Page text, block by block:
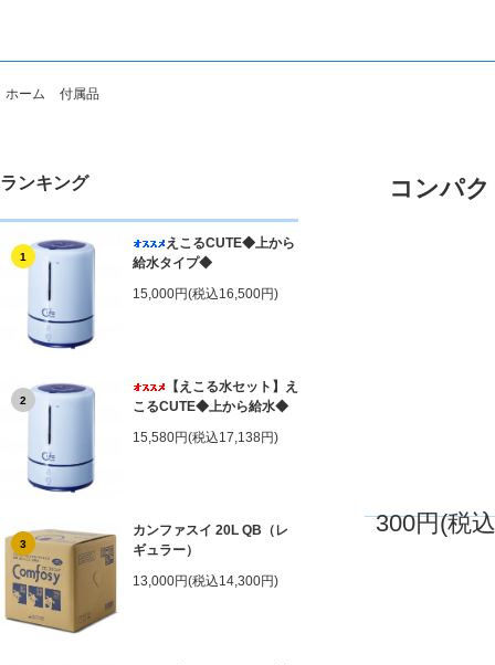
ホーム 付属品
ランキング
1
えこるCUTE◆上から
給水タイプ◆
15,000円(税込16,500円)
2
【えこる水セット】え
こるCUTE◆上から給水◆
15,580円(税込17,138円)
3
カンファスイ 20L QB（レ
ギュラー）
13,000円(税込14,300円)
コンパク
300円(税